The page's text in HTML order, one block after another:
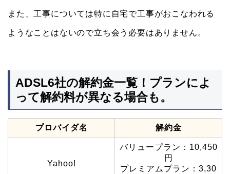
また、工事については特に自宅で工事がおこなわれる
ようなことはないので立ち会う必要はありません。
ADSL6社の解約金一覧！プランによ
って解約料が異なる場合も。
プロバイダ名 解約金
Yahoo!
バリュープラン：10,450
円
プレミアムプラン：3,30